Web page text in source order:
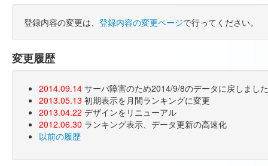
登録内容の変更は、 登録内容の変更ページで行ってください。
変更履歴
2014.09.14 サーバ障害のため2014/9/8のデータに戻しまし
2013.05.13 初期表示を月間ランキングに変更
2013.04.22 デザインをリニューアル
2012.06.30 ランキング表示、データ更新の高速化
以前の履歴